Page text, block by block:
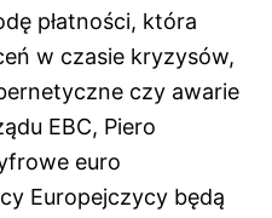
płatności, która
w czasie kryzysów,
czy awarie
EBC, Piero
euro
Europejczycy będą